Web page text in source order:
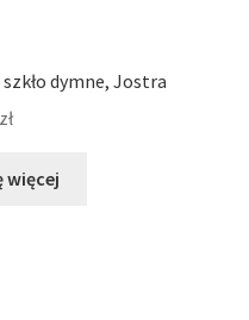
dymne, Jostra
zł
więcej